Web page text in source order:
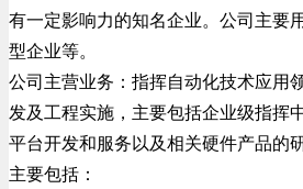
有一定影响力的知名企业。公司主要
型企业等。
公司主营业务：指挥自动化技术应用
发及工程实施，主要包括企业级指挥
平台开发和服务以及相关硬件产品的
主要包括：